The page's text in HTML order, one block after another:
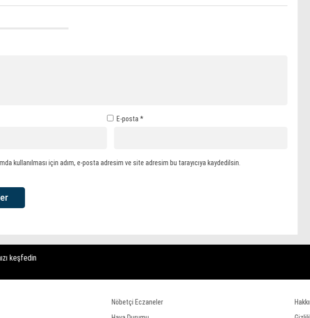
E-posta *
kullanılması için adım, e-posta adresim ve site adresim bu tarayıcıya kaydedilsin.
keşfedin
Nöbetçi Eczaneler